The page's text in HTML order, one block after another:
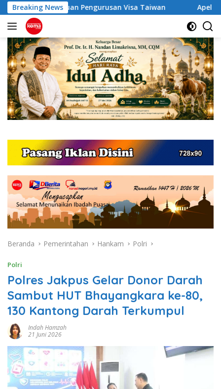
Langsung
ke
konten
Breaking News
Visa Taiwan Apel Kebangsaan Jaga
Beranda Pemerintahan Hankam Polri
Polri
Polres Jakpus Gelar Donor Darah
Sambut HUT Bhayangkara ke-80,
130 Kantong Darah Terkumpul
Indah Hamzah
21 Juni 2026